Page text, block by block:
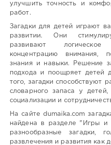
улучшить точность и
работ.
Загадки для детей играют
развитии. Они
развивают
концентрацию внимания,
знания и навыки. Решение
подхода и поощряет детей
того, загадки способствуют
словарного запаса у
социализации и
На сайте dumaika.com
найдена в разделе "Игры и
разнообразные загадки,
развлечения и развития как